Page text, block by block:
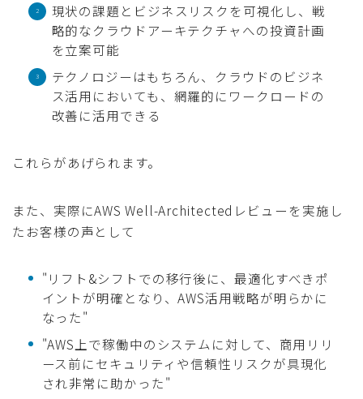
現状の課題とビジネスリスクを可視化し、戦
略的なクラウドアーキテクチャへの投資計画
を立案可能
テクノロジーはもちろん、クラウドのビジネ
ス活用においても、網羅的にワークロードの
改善に活用できる
これらがあげられます。
また、実際にAWS Well-Architectedレビューを実施し
たお客様の声として
"リフト&シフトでの移行後に、最適化すべきポ
イントが明確となり、AWS活用戦略が明らかに
なった"
"AWS上で稼働中のシステムに対して、商用リリ
ース前にセキュリティや信頼性リスクが具現化
され非常に助かった"